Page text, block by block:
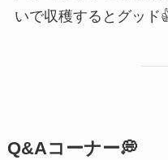
いで収穫するとグッド
Q&Aコーナー💭